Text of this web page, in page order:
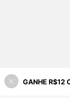
GANHE R$12